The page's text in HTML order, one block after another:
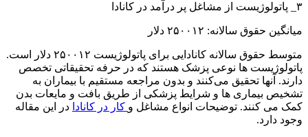
۳_ پاتولوژیست از مشاغل پر درآمد در کانادا
میانگین حقوق سالانه: ۲۵۰۰۱۲ دلار
متوسط ​​حقوق سالانه کانادایی برای پاتولوژیست ۲۵۰۰۱۲ دلار است.
پاتولوژیست ها نوعی پزشک هستند که در حرفه تحقیقاتی تخصص
دارند. آنها تحقیق می‌کنند و بدون مراجعه مستقیم با بیماران به
تشخیص بیماری ها و شرایط پزشکی از طریق بافت و مایعات بدن
کمک می کنند. توضیحات انواع مشاغل و کار در کانادا در این مقاله
وجود دارد.